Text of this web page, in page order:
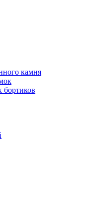
камня
бортиков